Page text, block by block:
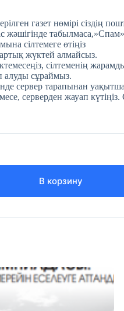
газет нөмірі сіздің
жәшігінде
сілтемеге өтіңіз
артық жүктей алмайсыз.
сілтеменің
алуды сұраймыз.
сервер тарапынан
серверден жауап
В корзину